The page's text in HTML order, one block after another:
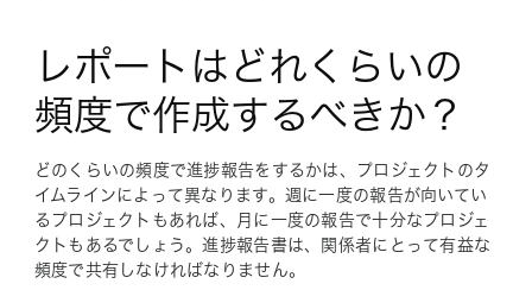
レポートはどれくらいの
頻度で作成するべきか？
どのくらいの頻度で進捗報告をするかは、プロジェクトのタ
イムラインによって異なります。週に一度の報告が向いてい
るプロジェクトもあれば、月に一度の報告で十分なプロジェ
クトもあるでしょう。進捗報告書は、関係者にとって有益な
頻度で共有しなければなりません。